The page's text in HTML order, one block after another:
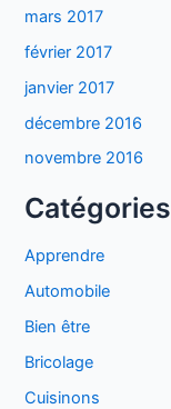
mars 2017
février 2017
janvier 2017
décembre 2016
novembre 2016
Catégories
Apprendre
Automobile
Bien être
Bricolage
Cuisinons